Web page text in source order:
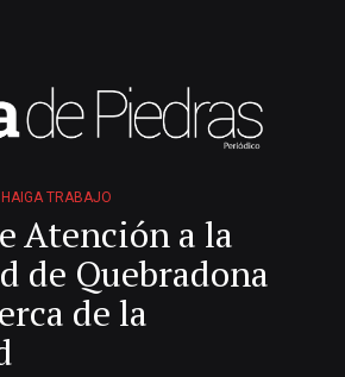
TRABAJO
Atención a la
de Quebradona
de la